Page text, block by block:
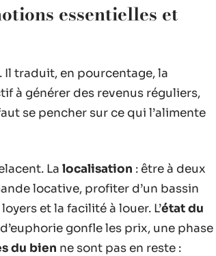
essentielles et
Il traduit, en pourcentage, la
à générer des revenus réguliers,
se pencher sur ce qui l’alimente
La localisation : être à deux
locative, profiter d’un bassin
et la facilité à louer. L’état du
gonfle les prix, une phase
du bien ne sont pas en reste :